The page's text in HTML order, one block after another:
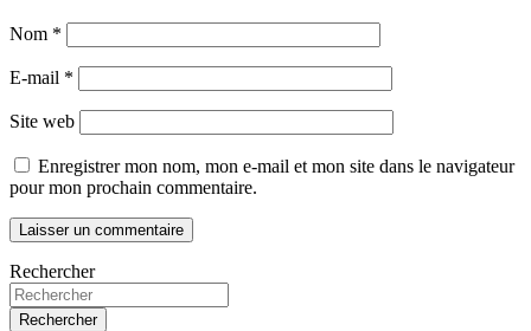
Nom *
E-mail *
Site web
Enregistrer mon nom, mon e-mail et mon site dans le navigateur
pour mon prochain commentaire.
Rechercher
Rechercher